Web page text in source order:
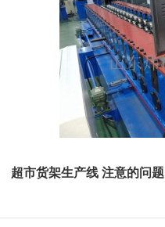
超市货架生产线 注意的问题